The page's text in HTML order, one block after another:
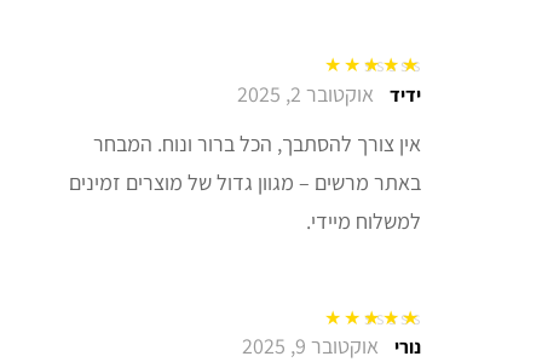
דורג5מתוך 5 ידיד אוקטובר 2, 2025
אין צורך להסתבך, הכל ברור ונוח. המבחר
באתר מרשים – מגוון גדול של מוצרים זמינים
למשלוח מיידי.
דורג5מתוך 5 נורי אוקטובר 9, 2025